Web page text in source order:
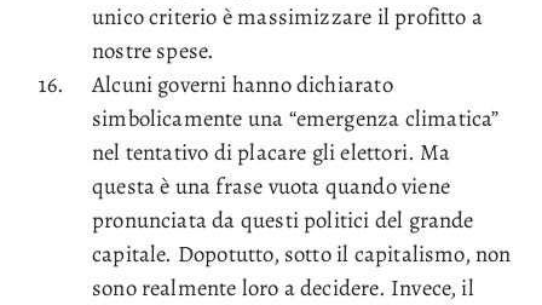
unico criterio è massimizzare il profitto a
nostre spese.
Alcuni governi hanno dichiarato
simbolicamente una “emergenza climatica”
nel tentativo di placare gli elettori. Ma
questa è una frase vuota quando viene
pronunciata da questi politici del grande
capitale. Dopotutto, sotto il capitalismo, non
sono realmente loro a decidere. Invece, il